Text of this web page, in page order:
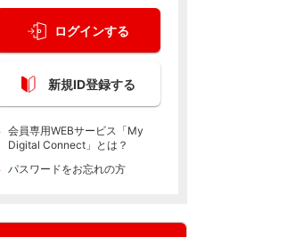
ログインする
新規ID登録する
会員専用WEBサービス「My
Digital Connect」とは？
パスワードをお忘れの方